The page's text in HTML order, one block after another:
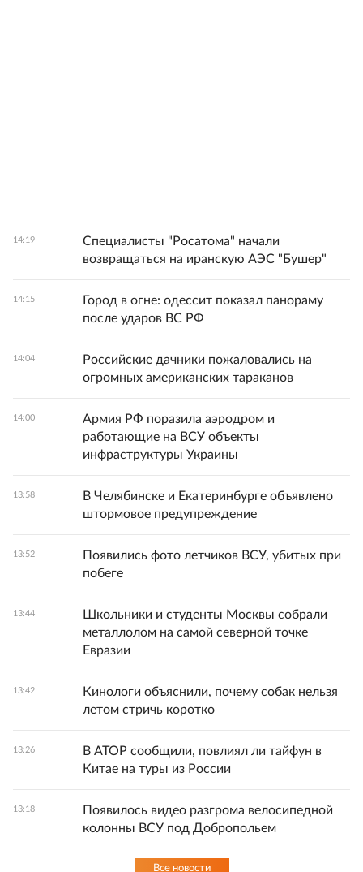
14:19
Специалисты "Росатома" начали
возвращаться на иранскую АЭС "Бушер"
14:15
Город в огне: одессит показал панораму
после ударов ВС РФ
14:04
Российские дачники пожаловались на
огромных американских тараканов
14:00
Армия РФ поразила аэродром и
работающие на ВСУ объекты
инфраструктуры Украины
13:58
В Челябинске и Екатеринбурге объявлено
штормовое предупреждение
13:52
Появились фото летчиков ВСУ, убитых при
побеге
13:44
Школьники и студенты Москвы собрали
металлолом на самой северной точке
Евразии
13:42
Кинологи объяснили, почему собак нельзя
летом стричь коротко
13:26
В АТОР сообщили, повлиял ли тайфун в
Китае на туры из России
13:18
Появилось видео разгрома велосипедной
колонны ВСУ под Добропольем
Все новости